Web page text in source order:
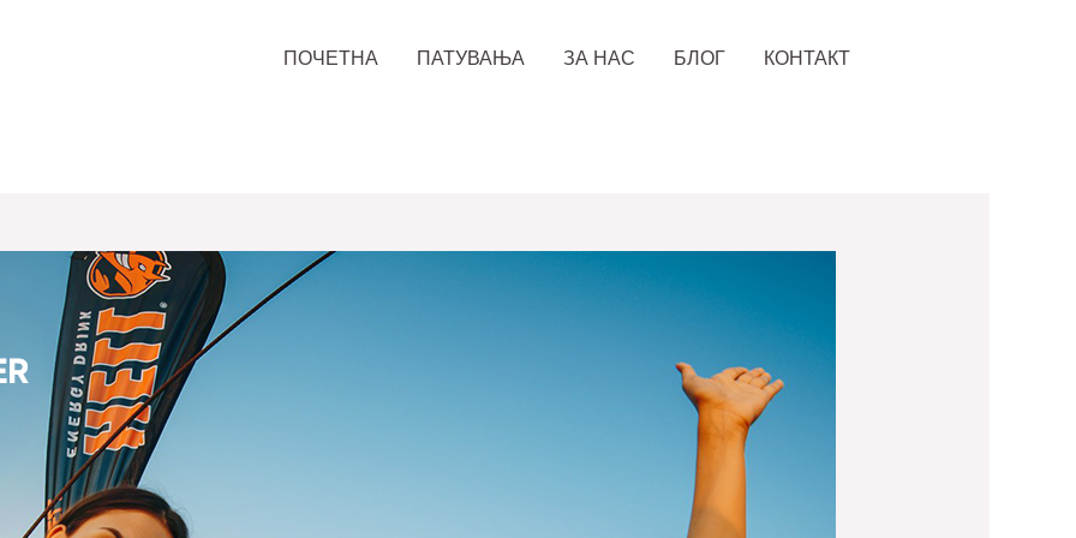
ПОЧЕТНА ПАТУВАЊА ЗА НАС БЛОГ КОНТАКТ